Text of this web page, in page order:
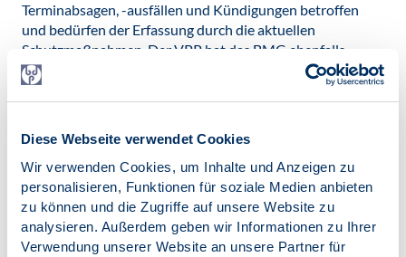
Diese Webseite verwendet Cookies
Wir verwenden Cookies, um Inhalte und Anzeigen zu
personalisieren, Funktionen für soziale Medien anbieten
zu können und die Zugriffe auf unsere Website zu
analysieren. Außerdem geben wir Informationen zu Ihrer
Verwendung unserer Website an unsere Partner für
Terminabsagen, -ausfällen und Kündigungen betroffen
und bedürfen der Erfassung durch die aktuellen
Schutzmaßnahmen. Der VPP hat das BMG ebenfalls
angeregt, die Betroffenengruppe der PiAs explizit im
Rettungsschirm zu benennen.
25.03.2020
Kategorien:
COVID-19
SK VPP